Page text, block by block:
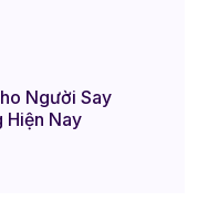
Người Say
Nay